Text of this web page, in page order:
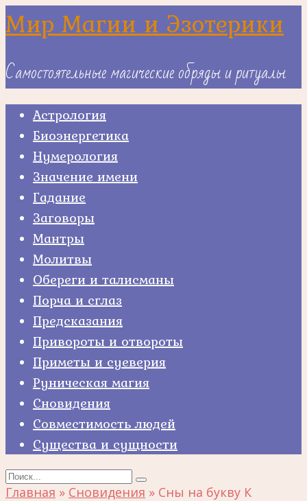
Skip
to
Мир Магии и Эзотерики
Самостоятельные магические обряды и ритуалы
Астрология
Биоэнергетика
Нумерология
Значение имени
Гадание
Заговоры
Мантры
Молитвы
Обереги и талисманы
Порча и сглаз
Предсказания
Привороты и отвороты
Приметы и суеверия
Руническая магия
Сновидения
Совместимость людей
Существа и сущности
Search
for:
Главная » Сновидения » Сны на букву К